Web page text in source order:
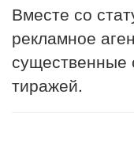
Вместе со
рекламное
существенные
тиражей.